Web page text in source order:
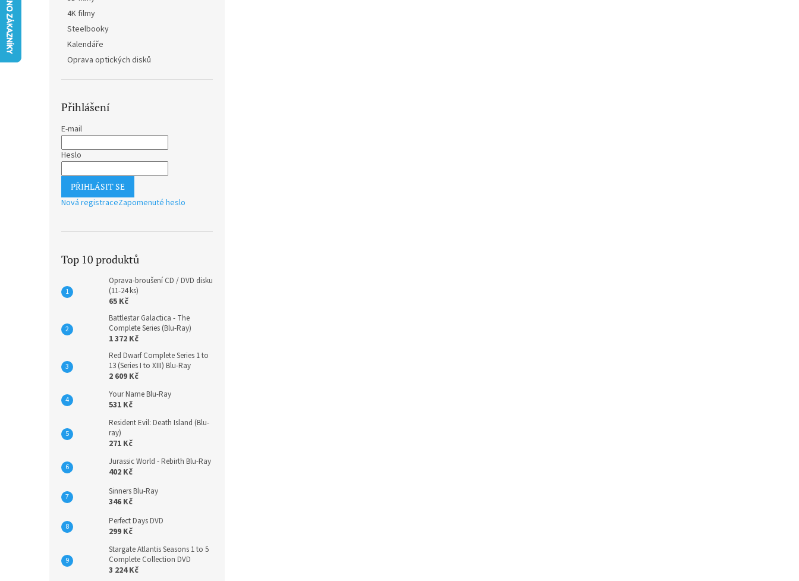
4K filmy
Steelbooky
Kalendáře
Oprava optických disků
Přihlášení
E-mail
Heslo
PŘIHLÁSIT SE
Nová registraceZapomenuté heslo
Top 10 produktů
Oprava-broušení CD / DVD disku
(11-24 ks)
65 Kč
Battlestar Galactica - The
Complete Series (Blu-Ray)
1 372 Kč
Red Dwarf Complete Series 1 to
13 (Series I to XIII) Blu-Ray
2 609 Kč
Your Name Blu-Ray
531 Kč
Resident Evil: Death Island (Blu-
ray)
271 Kč
Jurassic World - Rebirth Blu-Ray
402 Kč
Sinners Blu-Ray
346 Kč
Perfect Days DVD
299 Kč
Stargate Atlantis Seasons 1 to 5
Complete Collection DVD
3 224 Kč